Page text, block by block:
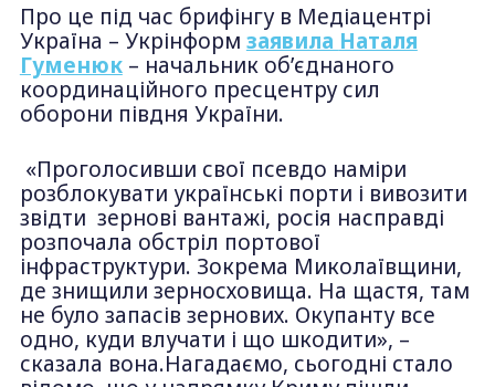
Про це під час брифінгу в Медіацентрі
Україна – Укрінформ заявила Наталя
Гуменюк – начальник об’єднаного
координаційного пресцентру сил
оборони півдня України.
«Проголосивши свої псевдо наміри
розблокувати українські порти і вивозити
звідти зернові вантажі, росія насправді
розпочала обстріл портової
інфраструктури. Зокрема Миколаївщини,
де знищили зерносховища. На щастя, там
не було запасів зернових. Окупанту все
одно, куди влучати і що шкодити», –
сказала вона.Нагадаємо, сьогодні стало